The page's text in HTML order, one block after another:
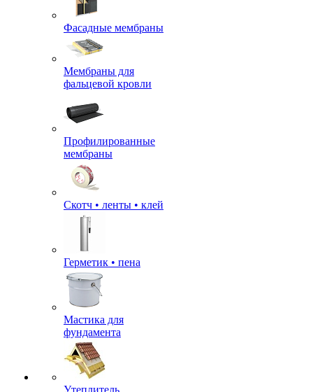
Фасадные мембраны
Мембраны для
фальцевой кровли
Профилированные
мембраны
Скотч • ленты • клей
Герметик • пена
Мастика для
фундамента
Утеплитель